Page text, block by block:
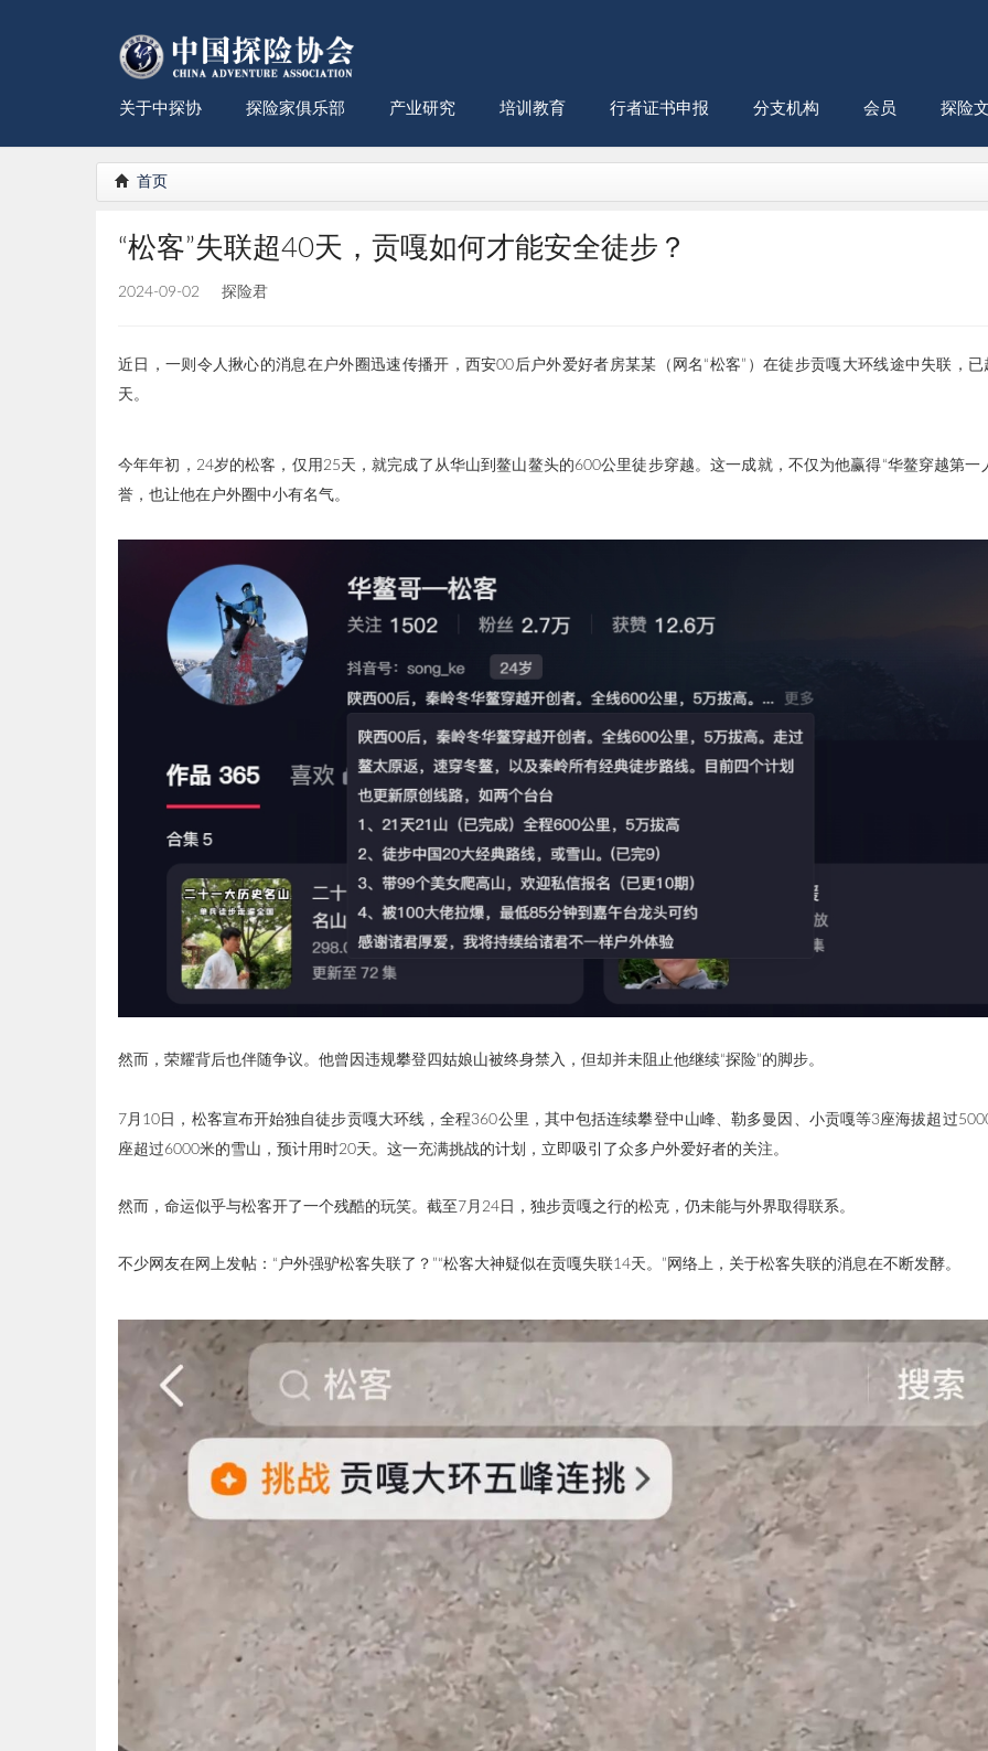
关于中探协 探险家俱乐部 产业研究 培训教育 行者证书申报 分支机构 会员 探险
首页
“松客”失联超40天，贡嘎如何才能安全徒步？
2024-09-02 探险君
近日，一则令人揪心的消息在户外圈迅速传播开，西安00后户外爱好者房某某（网名“松客”）在徒步贡嘎大环线途中失联，已
天。
今年年初，24岁的松客，仅用25天，就完成了从华山到鳌山鳌头的600公里徒步穿越。这一成就，不仅为他赢得“华鳌穿越第一
誉，也让他在户外圈中小有名气。
然而，荣耀背后也伴随争议。他曾因违规攀登四姑娘山被终身禁入，但却并未阻止他继续“探险”的脚步。
7月10日，松客宣布开始独自徒步贡嘎大环线，全程360公里，其中包括连续攀登中山峰、勒多曼因、小贡嘎等3座海拔超过
座超过6000米的雪山，预计用时20天。这一充满挑战的计划，立即吸引了众多户外爱好者的关注。
然而，命运似乎与松客开了一个残酷的玩笑。截至7月24日，独步贡嘎之行的松克，仍未能与外界取得联系。
不少网友在网上发帖： “户外强驴松客失联了？ ”“松客大神疑似在贡嘎失联14天。 ”网络上，关于松客失联的消息在不断发酵。